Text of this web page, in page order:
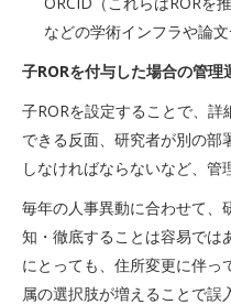
などの学術インフラや論
子RORを付与した場合の管理
子RORを設定することで、
できる反面、研究者が別の部
しなければならないなど、管
毎年の人事異動に合わせて、
知・徹底することは容易では
にとっても、住所変更に伴っ
属の選択肢が増えることで誤